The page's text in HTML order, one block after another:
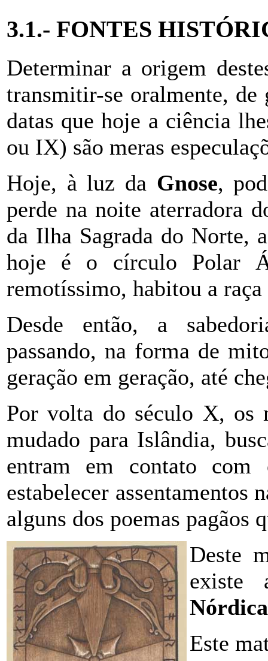
3.1.- FONTES
Determinar a origem
transmitir-se oralmente, de
datas que hoje a ciência
ou IX) são meras
Hoje, à luz da Gnose,
perde na noite aterradora
da Ilha Sagrada do Norte,
hoje é o círculo Polar
remotíssimo, habitou a
Desde então, a
passando, na forma de
geração em geração, até
Por volta do século X, os
mudado para Islândia,
entram em contato
estabelecer assentamentos
alguns dos poemas pagãos
Deste
existe
Nórdica
Este